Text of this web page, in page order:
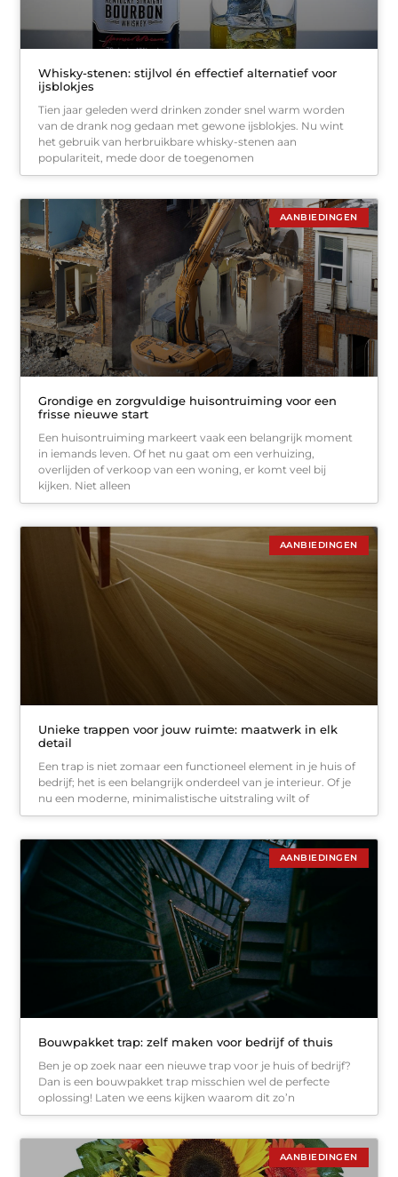
Whisky-stenen: stijlvol én effectief alternatief voor
ijsblokjes
Tien jaar geleden werd drinken zonder snel warm worden
van de drank nog gedaan met gewone ijsblokjes. Nu wint
het gebruik van herbruikbare whisky-stenen aan
populariteit, mede door de toegenomen
AANBIEDINGEN
Grondige en zorgvuldige huisontruiming voor een
frisse nieuwe start
Een huisontruiming markeert vaak een belangrijk moment
in iemands leven. Of het nu gaat om een verhuizing,
overlijden of verkoop van een woning, er komt veel bij
kijken. Niet alleen
AANBIEDINGEN
Unieke trappen voor jouw ruimte: maatwerk in elk
detail
Een trap is niet zomaar een functioneel element in je huis of
bedrijf; het is een belangrijk onderdeel van je interieur. Of je
nu een moderne, minimalistische uitstraling wilt of
AANBIEDINGEN
Bouwpakket trap: zelf maken voor bedrijf of thuis
Ben je op zoek naar een nieuwe trap voor je huis of bedrijf?
Dan is een bouwpakket trap misschien wel de perfecte
oplossing! Laten we eens kijken waarom dit zo’n
AANBIEDINGEN